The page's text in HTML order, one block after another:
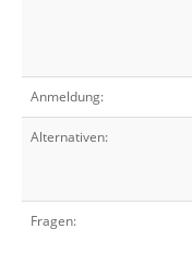
Anmeldung:
Alternativen:
Fragen: